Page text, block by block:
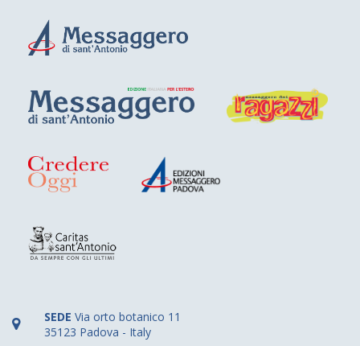
SEDE Via orto botanico 11
35123 Padova - Italy